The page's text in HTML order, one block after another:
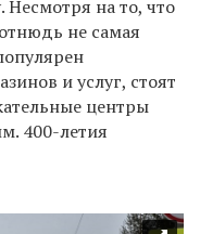
Несмотря на то, что
не самая
и услуг, стоят
центры
400-летия